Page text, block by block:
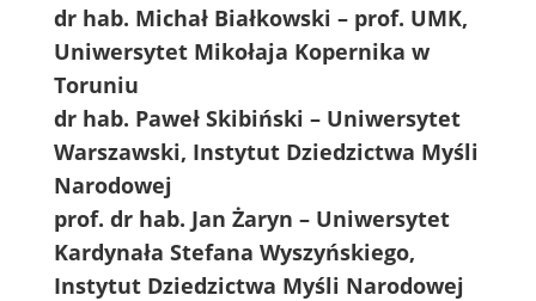
dr hab. Michał Białkowski – prof. UMK,
Uniwersytet Mikołaja Kopernika w
Toruniu
dr hab. Paweł Skibiński – Uniwersytet
Warszawski, Instytut Dziedzictwa Myśli
Narodowej
prof. dr hab. Jan Żaryn – Uniwersytet
Kardynała Stefana Wyszyńskiego,
Instytut Dziedzictwa Myśli Narodowej